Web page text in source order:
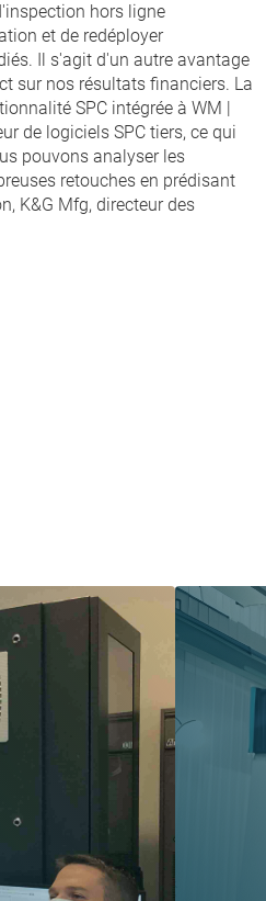
hors ligne
et de redéployer
Il s'agit d'un autre avantage
sur nos résultats financiers. La
SPC intégrée à WM |
de logiciels SPC tiers, ce qui
pouvons analyser les
retouches en prédisant
K&G Mfg, directeur des